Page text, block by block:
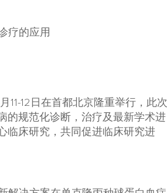
疗的应用
12日在首都北京隆重举行，此次
的规范化诊断，治疗及最新学术进
临床研究，共同促进临床研究进